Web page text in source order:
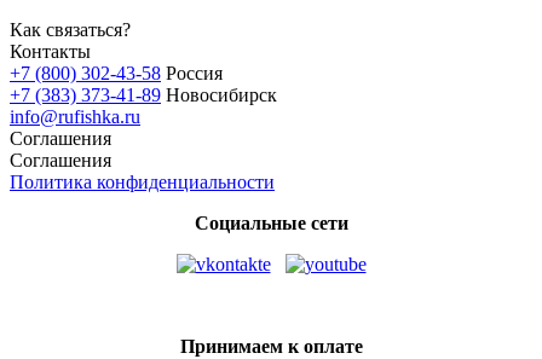
Как связаться?
Контакты
+7 (800) 302-43-58 Россия
+7 (383) 373-41-89 Новосибирск
info@rufishka.ru
Соглашения
Соглашения
Политика конфиденциальности
Социальные сети
Принимаем к оплате